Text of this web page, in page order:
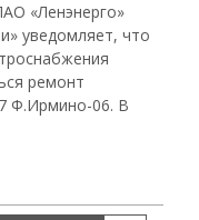
«Ленэнерго»
уведомляет, что
ремонт
Ф.Ирмино-06. В